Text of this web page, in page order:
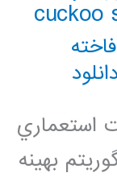
استعماري
بهينه